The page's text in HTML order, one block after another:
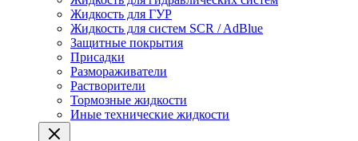
Жидкость для ГУР
Жидкость для систем SCR / AdBlue
Защитные покрытия
Присадки
Размораживатели
Растворители
Тормозные жидкости
Иные технические жидкости